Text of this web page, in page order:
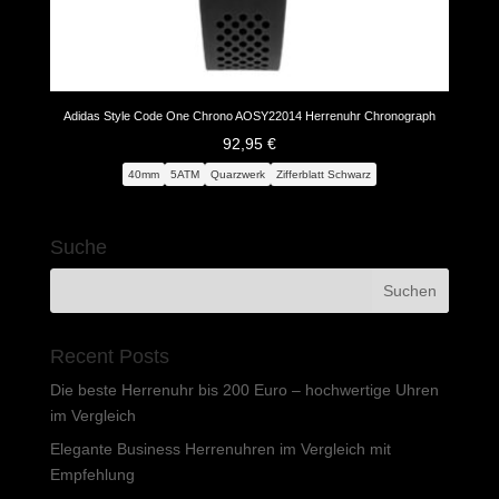
Adidas Style Code One Chrono AOSY22014 Herrenuhr Chronograph
92,95 €
40mm 5ATM Quarzwerk Zifferblatt Schwarz
Suche
Recent Posts
Die beste Herrenuhr bis 200 Euro – hochwertige Uhren
im Vergleich
Elegante Business Herrenuhren im Vergleich mit
Empfehlung